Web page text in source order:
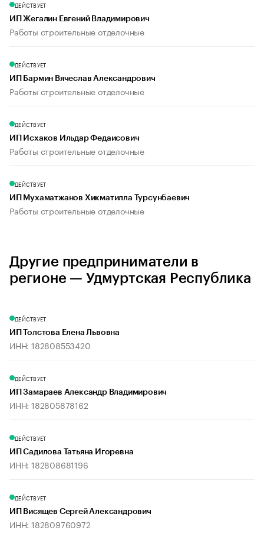
ДЕЙСТВУЕТ
ИП Жегалин Евгений Владимирович
Работы строительные отделочные
ДЕЙСТВУЕТ
ИП Бармин Вячеслав Александрович
Работы строительные отделочные
ДЕЙСТВУЕТ
ИП Исхаков Ильдар Федаисович
Работы строительные отделочные
ДЕЙСТВУЕТ
ИП Мухаматжанов Хикматилла Турсунбаевич
Работы строительные отделочные
Другие предприниматели в
регионе — Удмуртская Республика
ДЕЙСТВУЕТ
ИП Толстова Елена Львовна
ИНН: 182808553420
ДЕЙСТВУЕТ
ИП Замараев Александр Владимирович
ИНН: 182805878162
ДЕЙСТВУЕТ
ИП Садилова Татьяна Игоревна
ИНН: 182808681196
ДЕЙСТВУЕТ
ИП Висящев Сергей Александрович
ИНН: 182809760972